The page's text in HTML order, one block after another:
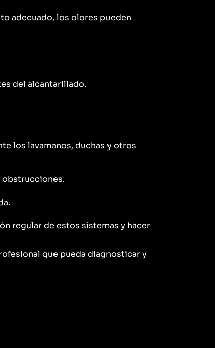
adecuado, los olores pueden
del alcantarillado.
los lavamanos, duchas y otros
obstrucciones.
regular de estos sistemas y hacer
que pueda diagnosticar y